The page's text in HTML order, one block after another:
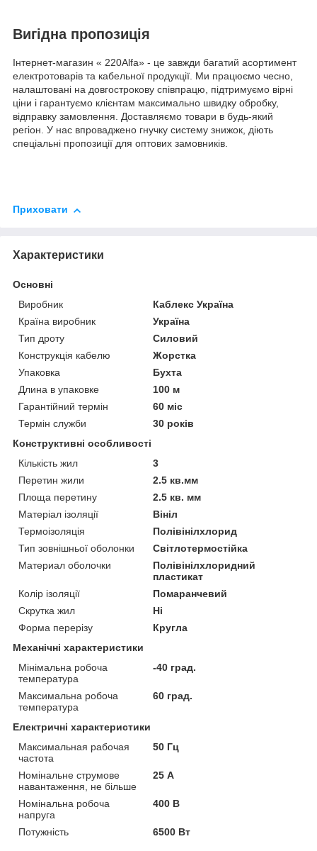
Вигідна пропозиція
Інтернет-магазин « 220Alfa» - це завжди багатий асортимент
електротоварів та кабельної продукції. Ми працюємо чесно,
налаштовані на довгострокову співпрацю, підтримуємо вірні
ціни і гарантуємо клієнтам максимально швидку обробку,
відправку замовлення. Доставляємо товари в будь-який
регіон. У нас впроваджено гнучку систему знижок, діють
спеціальні пропозиції для оптових замовників.
Приховати
Характеристики
Основні
Виробник
Каблекс Україна
Країна виробник
Україна
Тип дроту
Силовий
Конструкція кабелю
Жорстка
Упаковка
Бухта
Длина в упаковке
100 м
Гарантійний термін
60 міс
Термін служби
30 років
Конструктивні особливості
Кількість жил
3
Перетин жили
2.5 кв.мм
Площа перетину
2.5 кв. мм
Матеріал ізоляції
Вініл
Термоізоляція
Полівінілхлорид
Тип зовнішньої оболонки
Світлотермостійка
Материал оболочки
Полівінілхлоридний
пластикат
Колір ізоляції
Помаранчевий
Скрутка жил
Ні
Форма перерізу
Кругла
Механічні характеристики
Мінімальна робоча
температура
-40 град.
Максимальна робоча
температура
60 град.
Електричні характеристики
Максимальная рабочая
частота
50 Гц
Номінальне струмове
навантаження, не більше
25 А
Номінальна робоча
напруга
400 В
Потужність 6500 Вт